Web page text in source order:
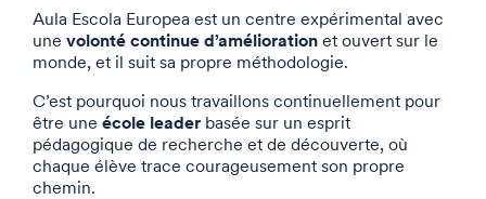
Aula Escola Europea est un centre expérimental avec
une volonté continue d’amélioration et ouvert sur le
monde, et il suit sa propre méthodologie.
C’est pourquoi nous travaillons continuellement pour
être une école leader basée sur un esprit
pédagogique de recherche et de découverte, où
chaque élève trace courageusement son propre
chemin.